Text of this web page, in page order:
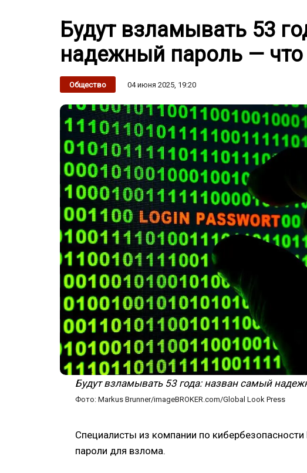
Будут взламывать 53
надежный пароль —
Общество 04 июня 2025, 19:20
Будут взламывать 53 года: назван самый
Фото: Markus Brunner/imageBROKER.com/Global Look Press
Специалисты из компании по
пароли для взлома.